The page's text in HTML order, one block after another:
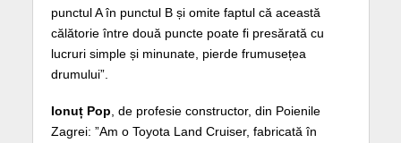
punctul A în punctul B și omite faptul că această
călătorie între două puncte poate fi presărată cu
lucruri simple și minunate, pierde frumusețea
drumului”.
Ionuț Pop , de profesie constructor, din Poienile
Zagrei: ”Am o Toyota Land Cruiser, fabricată în